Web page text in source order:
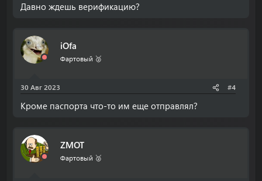
Давно ждешь верификацию?
iOfa
Фартовый 🥈
30 Авг 2023 #4
Кроме паспорта что-то им еще отправлял?
ZMOT
Фартовый 🥈